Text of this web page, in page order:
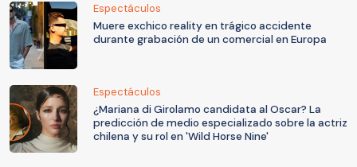
Espectáculos
Muere exchico reality en trágico accidente
durante grabación de un comercial en Europa
Espectáculos
¿Mariana di Girolamo candidata al Oscar? La
predicción de medio especializado sobre la actriz
chilena y su rol en 'Wild Horse Nine'